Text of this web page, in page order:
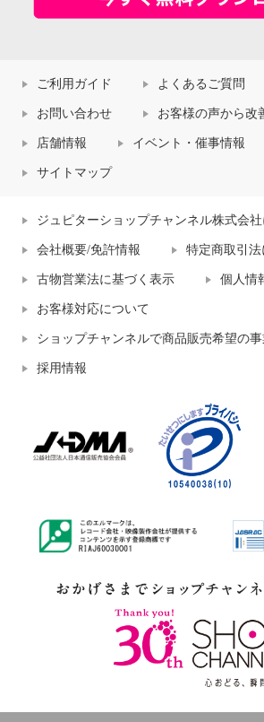
ご利用ガイド よくあるご質問
お問い合わせ お客様の声から改
店舗情報 イベント・催事情報
サイトマップ
ジュピターショップチャンネル株式会
会社概要/免許情報 特定商取引法
古物営業法に基づく表示 個人情
お客様対応について
ショップチャンネルで商品販売希望の
採用情報